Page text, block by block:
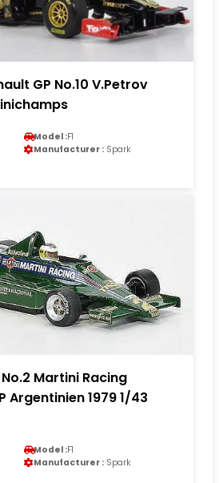
GP No.10 V.Petrov
Model :F1
Manufacturer : Spark
No.2 Martini Racing
Argentinien 1979 1/43
Model :F1
Manufacturer : Spark